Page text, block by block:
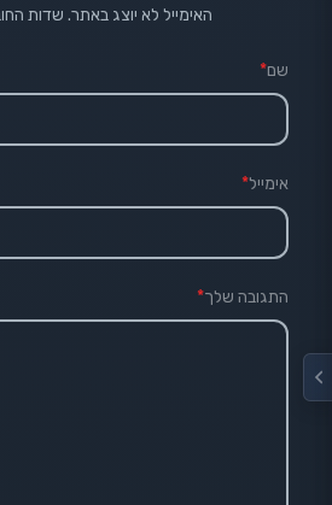
האימייל לא יוצג באתר. שדות
שם*
אימייל*
התגובה שלך*